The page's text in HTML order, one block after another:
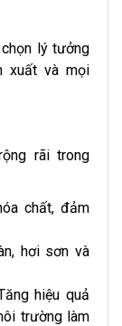
lý tưởng
xuất và mọi
rãi trong
chất, đảm
hơi sơn và
hiệu quả
trường làm